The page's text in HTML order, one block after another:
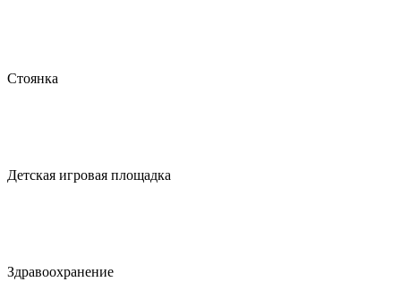
Стоянка
Детская игровая площадка
Здравоохранение